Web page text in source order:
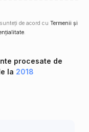
de acord cu Termenii și
.
procesate de
la 2018